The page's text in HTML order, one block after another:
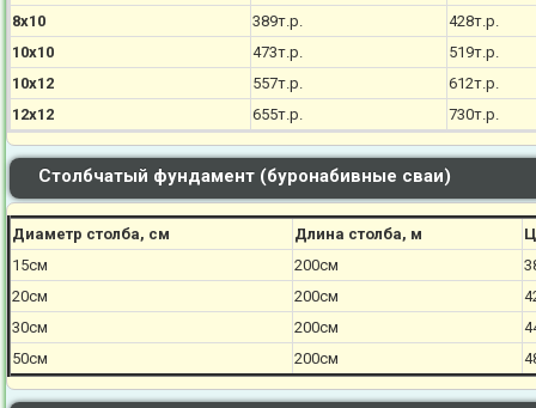
8х10
389т.р.
428т.р.
10х10
473т.р.
519т.р.
10х12
557т.р.
612т.р.
12х12
655т.р. 730т.р.
Столбчатый фундамент (буронабивные сваи)
Диаметр столба, см Длина столба, м
15см
200см
20см
200см
30см
200см
50см
200см